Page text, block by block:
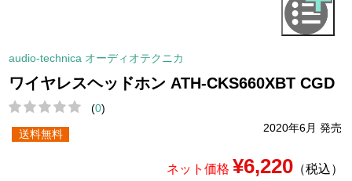
audio-technica オーディオテクニカ
ワイヤレスヘッドホン ATH-CKS660XBT CGD
(0)
2020年6月 発売
送料無料
ネット価格 ¥6,220（税込）